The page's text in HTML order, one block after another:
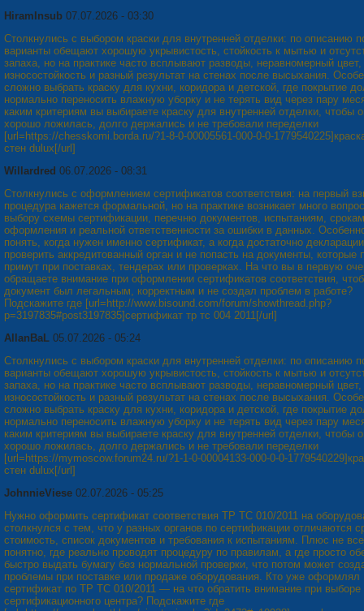
HiramInsub 07.07.2026 - 03:30
Столкнулись с выбором краски для внутренней отделки: по описанию
варианты обещают хорошую укрывистость, стойкость к мытью и
запаха, но на практике часто всплывают разводы, неравномерный
износостойкость и разный результат на стенах после высыхания.
сложно выбрать краску для кухни, коридора и детской, где покрытие
нормально переносить влажную уборку и не терять вид через пару
каким критериям вы выбираете краску для внутренней отделки, чтобы
хорошо ложилась, долго держались и не требовали переделки
[url=https://chesskomi.borda.ru/?1-8-0-00005561-000-0-0-
стен dulux[/url]
Willardred 06.07.2026 - 08:31
Столкнулись с оформлением сертификатов соответствия: на первый
процедура кажется формальной, но на практике возникает много
выбору схемы сертификации, перечню документов, испытаниям, срокам
оформления и реальной ответственности за ошибки в данных.
понять, когда нужен именно сертификат, а когда достаточно
проверить аккредитованный орган и не попасть на документы, которые
примут при поставках, тендерах или проверках. На что вы в первую
обращаете внимание при оформлении сертификатов соответствия,
документ был легальным, корректным и не создал проблем в работе?
Подскажите где [url=http://www.bisound.com/forum/showthread.php?
p=3197835#post3197835]сертификат тр тс 004 2011[/url]
AllanBaL 05.07.2026 - 05:24
Столкнулись с выбором краски для внутренней отделки: по описанию
варианты обещают хорошую укрывистость, стойкость к мытью и
запаха, но на практике часто всплывают разводы, неравномерный
износостойкость и разный результат на стенах после высыхания.
сложно выбрать краску для кухни, коридора и детской, где покрытие
нормально переносить влажную уборку и не терять вид через пару
каким критериям вы выбираете краску для внутренней отделки, чтобы
хорошо ложилась, долго держались и не требовали переделки
[url=https://mymoscow.forum24.ru/?1-1-0-00004133-000-0-0-
стен dulux[/url]
JohnnieViese 02.07.2026 - 05:25
Нужно оформить сертификат соответствия ТР ТС 010/2011 на
столкнулся с тем, что у разных органов по сертификации отличаются
стоимость, список документов и требования к испытаниям. Плюс не
понятно, где реально проводят процедуру по правилам, а где просто
быстро выдать бумагу без нормальной проверки, что потом может
проблемы при поставке или продаже оборудования. Кто уже оформлял
сертификат по ТР ТС 010/2011 — на что обратить внимание при выборе
сертификационного центра? Подскажите где